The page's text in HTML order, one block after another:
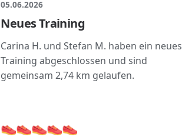
05.06.2026
Neues Training
Carina H. und Stefan M. haben ein neues
Training abgeschlossen und sind
gemeinsam 2,74 km gelaufen.
👟
👟👟
👟👟
👟👟
👟👟
👟